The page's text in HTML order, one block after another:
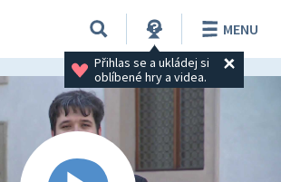
Přihlas se a ukládej si
oblíbené hry a videa.
MENU